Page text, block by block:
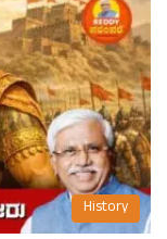
History